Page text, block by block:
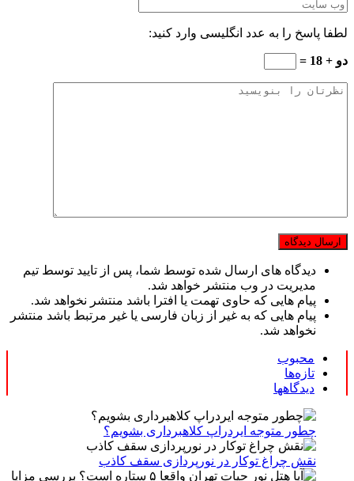
لطفا پاسخ را به عدد انگلیسی وارد کنید:
دو + 18 =
دیدگاه های ارسال شده توسط شما، پس از تایید توسط تیم
مدیریت در وب منتشر خواهد شد.
پیام هایی که حاوی تهمت یا افترا باشد منتشر نخواهد شد.
پیام هایی که به غیر از زبان فارسی یا غیر مرتبط باشد منتشر
نخواهد شد.
محبوب
تازه‌ها
دیدگاهها
چطور متوجه ایردراپ کلاهبرداری بشویم؟
نقش چراغ توکار در نورپردازی سقف کاذب